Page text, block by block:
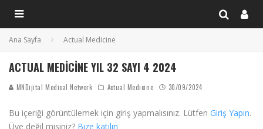
Ana Sayfa Actual Medicine
ACTUAL MEDICINE YIL 32 SAYI 4 2024
MNDijital Medical Network Actual Medicine 30/09/2024
Bu içeriği görüntülemek için giriş yapmalısınız. Lütfen Giriş Yapın.
Üye değil misiniz? Bize katılın